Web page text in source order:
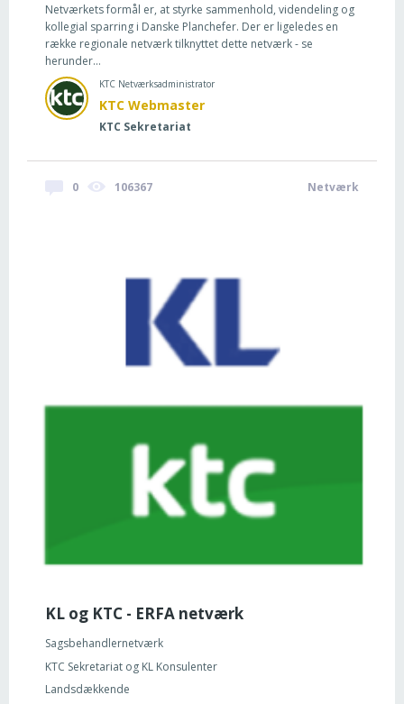
Netværkets formål er, at styrke sammenhold, videndeling og
kollegial sparring i Danske Planchefer. Der er ligeledes en
række regionale netværk tilknyttet dette netværk - se
herunder...
KTC Netværksadministrator
KTC Webmaster
KTC Sekretariat
0 106367 Netværk
KL og KTC - ERFA netværk
Sagsbehandlernetværk
KTC Sekretariat og KL Konsulenter
Landsdækkende